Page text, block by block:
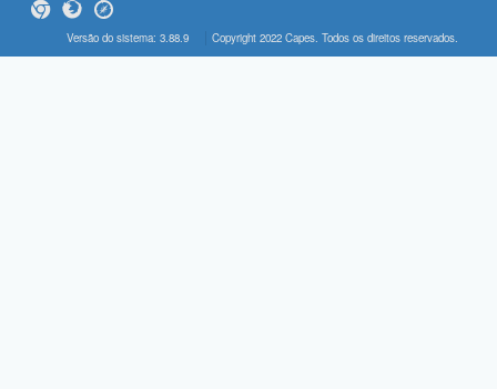
Versão do sistema: 3.88.9 Copyright 2022 Capes. Todos os direitos reservados.